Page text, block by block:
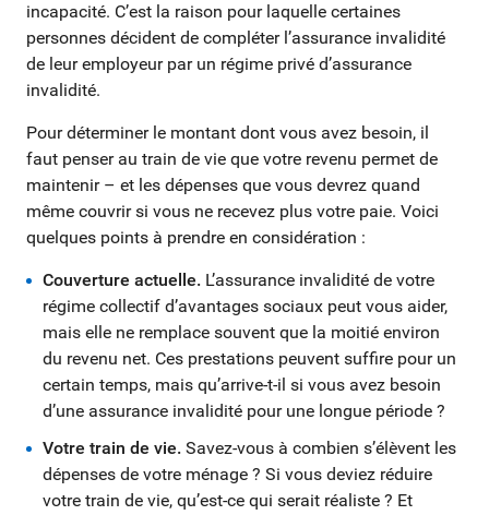
incapacité. C’est la raison pour laquelle certaines
personnes décident de compléter l’assurance invalidité
de leur employeur par un régime privé d’assurance
invalidité.
Pour déterminer le montant dont vous avez besoin, il
faut penser au train de vie que votre revenu permet de
maintenir – et les dépenses que vous devrez quand
même couvrir si vous ne recevez plus votre paie. Voici
quelques points à prendre en considération :
Couverture actuelle. L’assurance invalidité de votre
régime collectif d’avantages sociaux peut vous aider,
mais elle ne remplace souvent que la moitié environ
du revenu net. Ces prestations peuvent suffire pour un
certain temps, mais qu’arrive-t-il si vous avez besoin
d’une assurance invalidité pour une longue période ?
Votre train de vie. Savez-vous à combien s’élèvent les
dépenses de votre ménage ? Si vous deviez réduire
votre train de vie, qu’est-ce qui serait réaliste ? Et